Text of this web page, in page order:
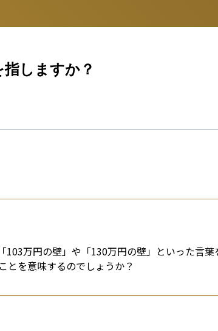
しますか？
万円の壁」や「130万円の壁」といった言葉
とを意味するのでしょうか？